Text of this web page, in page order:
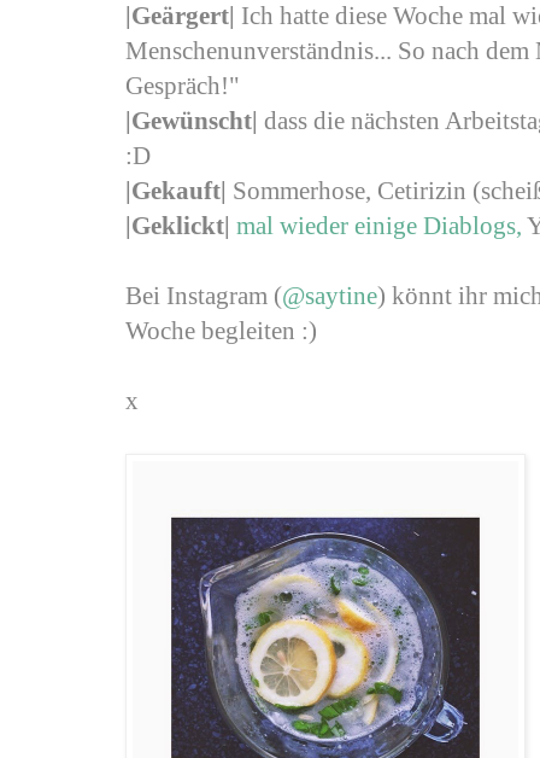
|Geärgert| Ich hatte diese Woche mal
Menschenunverständnis... So nach
Gespräch!"
|Gewünscht| dass die nächsten
:D
|Gekauft| Sommerhose, Cetirizin
|Geklickt| mal wieder einige Diablogs,
Bei Instagram (@saytine) könnt ihr
Woche begleiten :)
x